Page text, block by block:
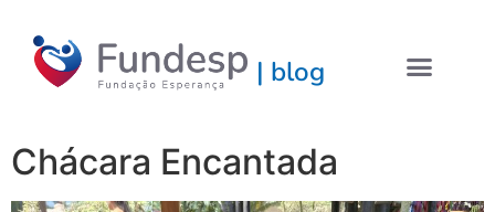
| blog
Chácara Encantada